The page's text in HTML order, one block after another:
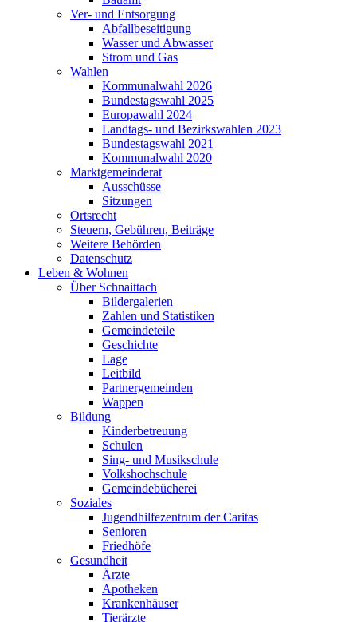
Ver- und Entsorgung
Abfallbeseitigung
Wasser und Abwasser
Strom und Gas
Wahlen
Kommunalwahl 2026
Bundestagswahl 2025
Europawahl 2024
Landtags- und Bezirkswahlen 2023
Bundestagswahl 2021
Kommunalwahl 2020
Marktgemeinderat
Ausschüsse
Sitzungen
Ortsrecht
Steuern, Gebühren, Beiträge
Weitere Behörden
Datenschutz
Leben & Wohnen
Über Schnaittach
Bildergalerien
Zahlen und Statistiken
Gemeindeteile
Geschichte
Lage
Leitbild
Partnergemeinden
Wappen
Bildung
Kinderbetreuung
Schulen
Sing- und Musikschule
Volkshochschule
Gemeindebücherei
Soziales
Jugendhilfezentrum der Caritas
Senioren
Friedhöfe
Gesundheit
Ärzte
Apotheken
Krankenhäuser
Tierärzte